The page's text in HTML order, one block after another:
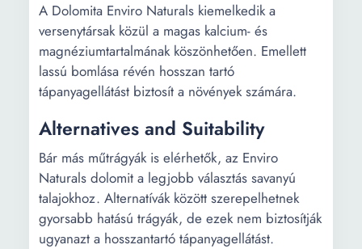
A Dolomita Enviro Naturals kiemelkedik a
versenytársak közül a magas kalcium- és
magnéziumtartalmának köszönhetően. Emellett
lassú bomlása révén hosszan tartó
tápanyagellátást biztosít a növények számára.
Alternatives and Suitability
Bár más műtrágyák is elérhetők, az Enviro
Naturals dolomit a legjobb választás savanyú
talajokhoz. Alternatívák között szerepelhetnek
gyorsabb hatású trágyák, de ezek nem biztosítják
ugyanazt a hosszantartó tápanyagellátást.